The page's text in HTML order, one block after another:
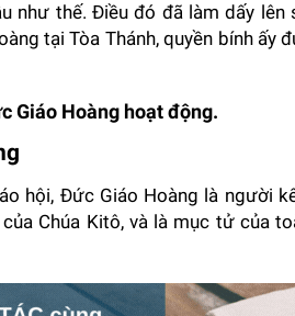
như thế. Điều đó đã làm dấy
tại Tòa Thánh, quyền bính ấy
Giáo Hoàng hoạt động.
hội, Đức Giáo Hoàng là người
Chúa Kitô, và là mục tử của